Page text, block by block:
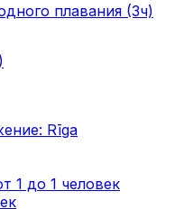
плавания (3ч)
)
Rīga
1 до 1 человек